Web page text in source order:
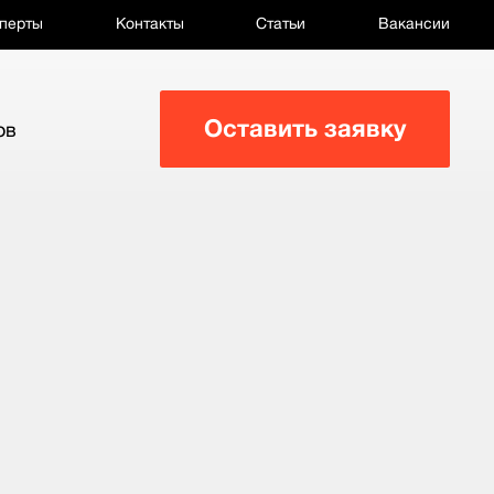
Контакты Статьи Вакансии
Оставить заявку